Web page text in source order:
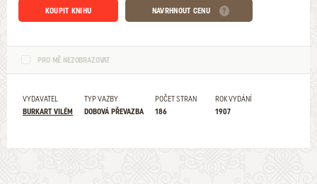
KOUPIT KNIHU NAVRHNOUT CENU
PRO MĚ NEZOBRAZOVAT
VYDAVATEL
BURKART VILÉM
TYP VAZBY
DOBOVÁ PŘEVAZBA
POČET STRAN
186
ROK VYDÁNÍ
1907